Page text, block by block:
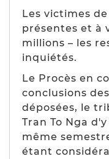
Les victimes
présentes et à
millions – les
inquiétés.
Le Procès en
conclusions
déposées, le
Tran To Nga
même
étant